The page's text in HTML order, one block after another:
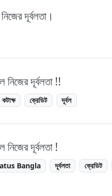
দূর্বলতা।
নিজের দূর্বলতা !!
কটাক্ষ ক্রেডিট দূর্বল
নিজের দূর্বলতা !
Bangla দূর্বলতা ক্রেডিট